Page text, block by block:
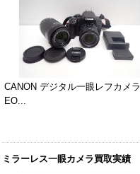
CANON デジタル一眼レフカメラ
EO...
ミラーレス一眼カメラ買取実績